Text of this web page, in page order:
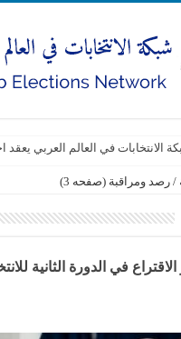
الانتخابات في العالم العربي يعقد
/ رصد ومراقبة (صفحه 3)
في الدورة الثانية